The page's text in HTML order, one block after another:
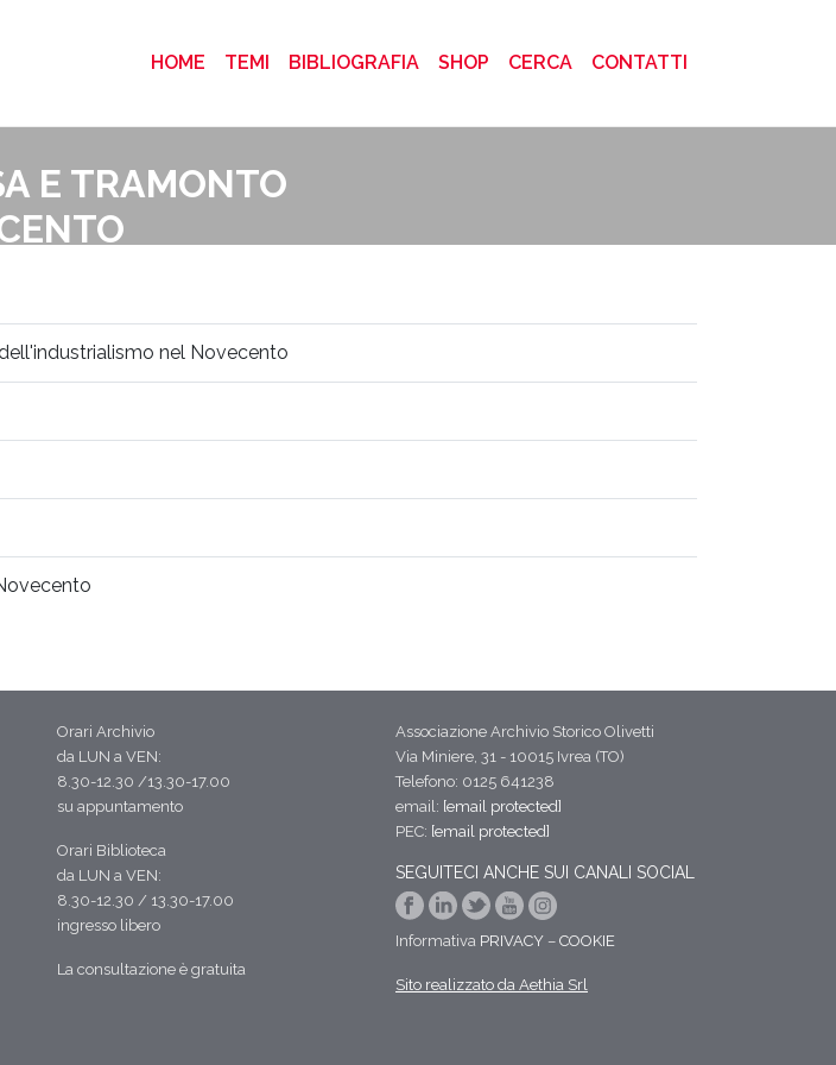
HOME (CURRENT)
TEMI BIBLIOGRAFIA SHOP CERCA CONTATTI
E TRAMONTO
nel Novecento
Orari Archivio
da LUN a VEN:
8.30-12.30 /13.30-17.00
su appuntamento
Orari Biblioteca
da LUN a VEN:
8.30-12.30 / 13.30-17.00
ingresso libero
La consultazione è gratuita
Associazione Archivio Storico Olivetti
Via Miniere, 31 - 10015 Ivrea (TO)
Telefono: 0125 641238
email: [email protected]
PEC: [email protected]
SEGUITECI ANCHE SUI CANALI SOCIAL
Informativa PRIVACY – COOKIE
Sito realizzato da Aethia Srl